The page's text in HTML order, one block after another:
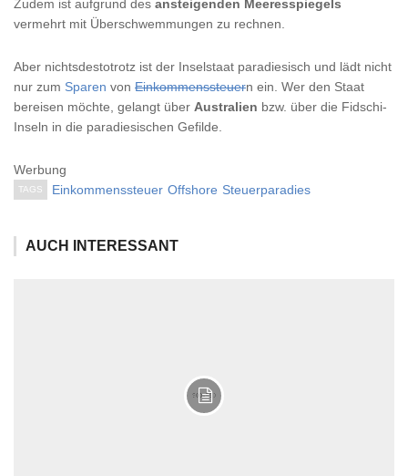
Zudem ist aufgrund des ansteigenden Meeresspiegels
vermehrt mit Überschwemmungen zu rechnen.
Aber nichtsdestotrotz ist der Inselstaat paradiesisch und lädt nicht
nur zum Sparen von Einkommenssteuern ein. Wer den Staat
bereisen möchte, gelangt über Australien bzw. über die Fidschi-
Inseln in die paradiesischen Gefilde.
Werbung
TAGS Einkommenssteuer Offshore Steuerparadies
AUCH INTERESSANT